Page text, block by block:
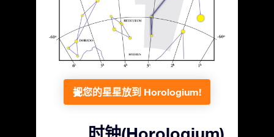
把您的星星放到 Horologium!